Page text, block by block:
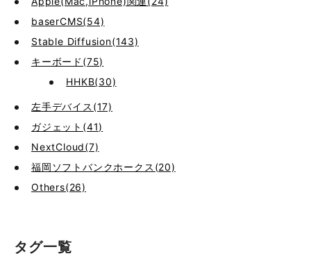
baserCMS(54)
Stable Diffusion(143)
キーボード(75)
HHKB(30)
左手デバイス(17)
ガジェット(41)
NextCloud(7)
福岡ソフトバンクホークス(20)
Others(26)
タグ一覧